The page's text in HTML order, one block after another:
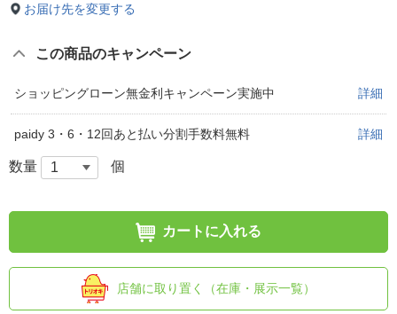
お届け先を変更する
この商品のキャンペーン
ショッピングローン無金利キャンペーン実施中 詳細
paidy 3・6・12回あと払い分割手数料無料 詳細
数量 個
カートに入れる
店舗に取り置く（在庫・展示一覧）